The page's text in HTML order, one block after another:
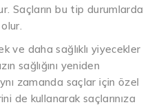
Saçların bu tip durumlarda
ve daha sağlıklı yiyecekler
sağlığını yeniden
zamanda saçlar için özel
de kullanarak saçlarınıza